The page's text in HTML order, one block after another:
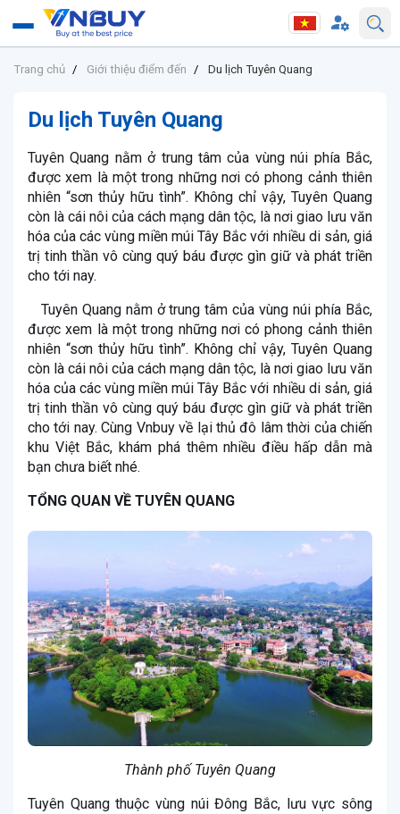
Trang chủ Giới thiệu điểm đến Du lịch Tuyên Quang
Du lịch Tuyên Quang
Tuyên Quang nằm ở trung tâm của vùng núi phía Bắc,
được xem là một trong những nơi có phong cảnh thiên
nhiên “sơn thủy hữu tình”. Không chỉ vậy, Tuyên Quang
còn là cái nôi của cách mạng dân tộc, là nơi giao lưu văn
hóa của các vùng miền múi Tây Bắc với nhiều di sản, giá
trị tinh thần vô cùng quý báu được gìn giữ và phát triền
cho tới nay.
Tuyên Quang nằm ở trung tâm của vùng núi phía Bắc,
được xem là một trong những nơi có phong cảnh thiên
nhiên “sơn thủy hữu tình”. Không chỉ vậy, Tuyên Quang
còn là cái nôi của cách mạng dân tộc, là nơi giao lưu văn
hóa của các vùng miền múi Tây Bắc với nhiều di sản, giá
trị tinh thần vô cùng quý báu được gìn giữ và phát triền
cho tới nay. Cùng Vnbuy về lại thủ đô lâm thời của chiến
khu Việt Bắc, khám phá thêm nhiều điều hấp dẫn mà
bạn chưa biết nhé.
TỔNG QUAN VỀ TUYÊN QUANG
Thành phố Tuyên Quang
Tuyên Quang thuộc vùng núi Đông Bắc, lưu vực sông